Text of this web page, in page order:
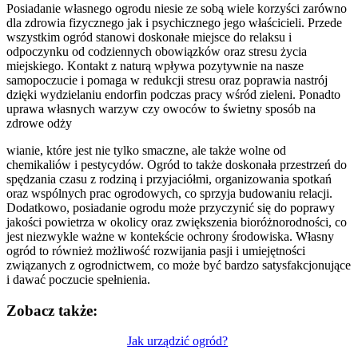
Posiadanie własnego ogrodu niesie ze sobą wiele korzyści zarówno
dla zdrowia fizycznego jak i psychicznego jego właścicieli. Przede
wszystkim ogród stanowi doskonałe miejsce do relaksu i
odpoczynku od codziennych obowiązków oraz stresu życia
miejskiego. Kontakt z naturą wpływa pozytywnie na nasze
samopoczucie i pomaga w redukcji stresu oraz poprawia nastrój
dzięki wydzielaniu endorfin podczas pracy wśród zieleni. Ponadto
uprawa własnych warzyw czy owoców to świetny sposób na
zdrowe odży
wianie, które jest nie tylko smaczne, ale także wolne od
chemikaliów i pestycydów. Ogród to także doskonała przestrzeń do
spędzania czasu z rodziną i przyjaciółmi, organizowania spotkań
oraz wspólnych prac ogrodowych, co sprzyja budowaniu relacji.
Dodatkowo, posiadanie ogrodu może przyczynić się do poprawy
jakości powietrza w okolicy oraz zwiększenia bioróżnorodności, co
jest niezwykle ważne w kontekście ochrony środowiska. Własny
ogród to również możliwość rozwijania pasji i umiejętności
związanych z ogrodnictwem, co może być bardzo satysfakcjonujące
i dawać poczucie spełnienia.
Zobacz także:
Jak urządzić ogród?